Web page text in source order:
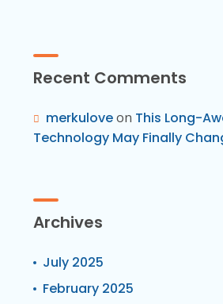
Recent Comments
merkuloveon This Long-
Technology May Finally
Archives
July 2025
February 2025